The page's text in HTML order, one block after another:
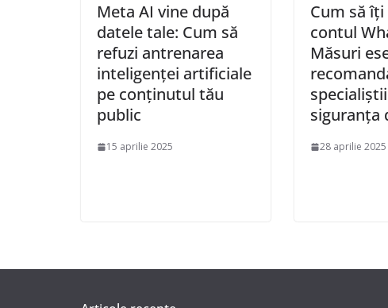
Meta AI vine după
datele tale: Cum să
refuzi antrenarea
inteligenței artificiale
pe conținutul tău
public
15 aprilie 2025
Cum să
contul
Măsuri
siguranța
28 aprilie 2025